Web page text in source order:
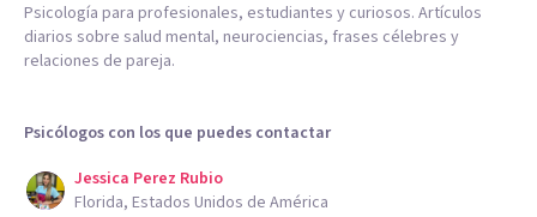
Psicología para profesionales, estudiantes y curiosos. Artículos
diarios sobre salud mental, neurociencias, frases célebres y
relaciones de pareja.
Psicólogos con los que puedes contactar
Jessica Perez Rubio
Florida, Estados Unidos de América